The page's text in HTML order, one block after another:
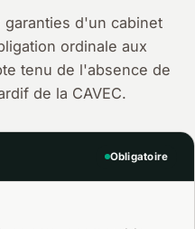
d'un cabinet
ordinale aux
tenu de l'absence de
de la CAVEC.
Obligatoire